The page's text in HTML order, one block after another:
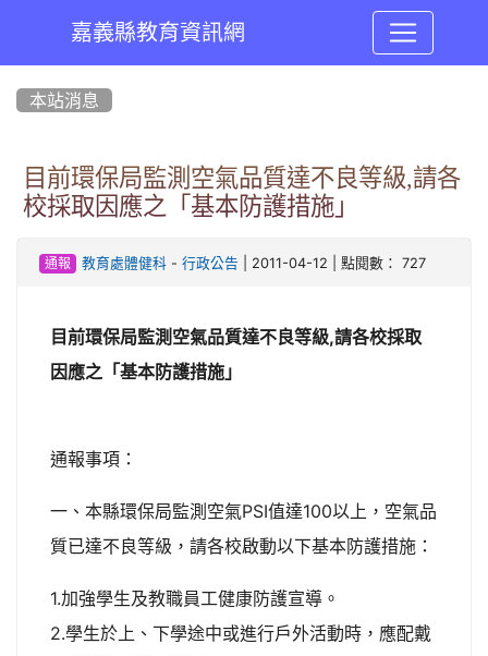
嘉義縣教育資訊網
本站消息
目前環保局監測空氣品質達不良等級,請各
校採取因應之「基本防護措施」
通報 教育處體健科- 行政公告 | 2011-04-12 | 點閱數： 727
目前環保局監測空氣品質達不良等級,請各校採取
因應之「基本防護措施」
通報事項：
一、本縣環保局監測空氣PSI值達100以上，空氣品
質已達不良等級，請各校啟動以下基本防護措施：
1.加強學生及教職員工健康防護宣導。
2.學生於上、下學途中或進行戶外活動時，應配戴